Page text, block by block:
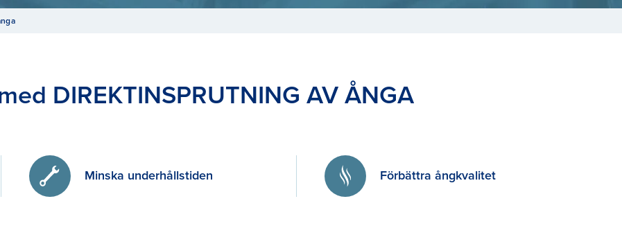
DIREKTINSPRUTNING AV ÅNGA
Minska underhållstiden Förbättra ångkvalitet